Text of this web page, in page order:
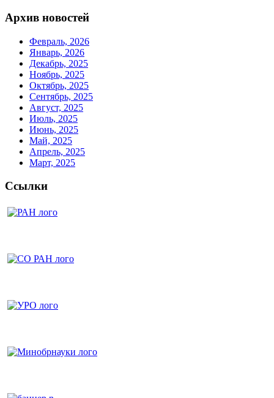
Архив новостей
Февраль, 2026
Январь, 2026
Декабрь, 2025
Ноябрь, 2025
Октябрь, 2025
Сентябрь, 2025
Август, 2025
Июль, 2025
Июнь, 2025
Май, 2025
Апрель, 2025
Март, 2025
Ссылки